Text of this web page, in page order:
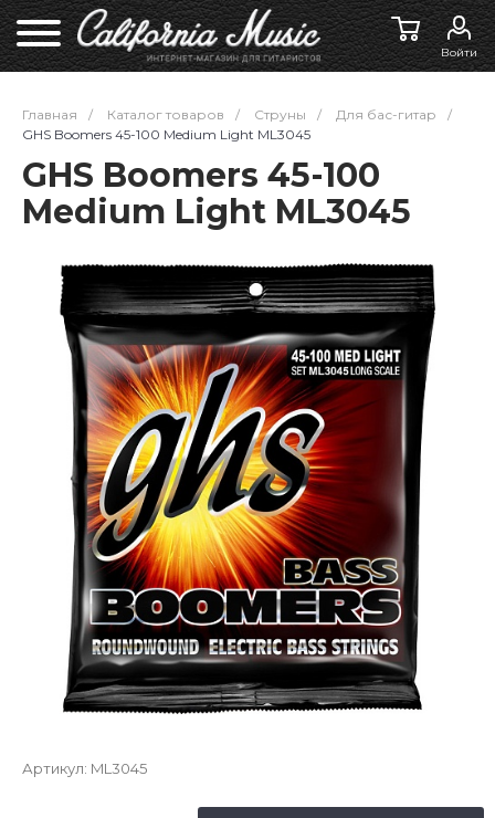
Войти
Главная / Каталог товаров / Струны / Для бас-гитар
/
GHS Boomers 45-100 Medium Light ML3045
GHS Boomers 45-100
Medium Light ML3045
Артикул: ML3045